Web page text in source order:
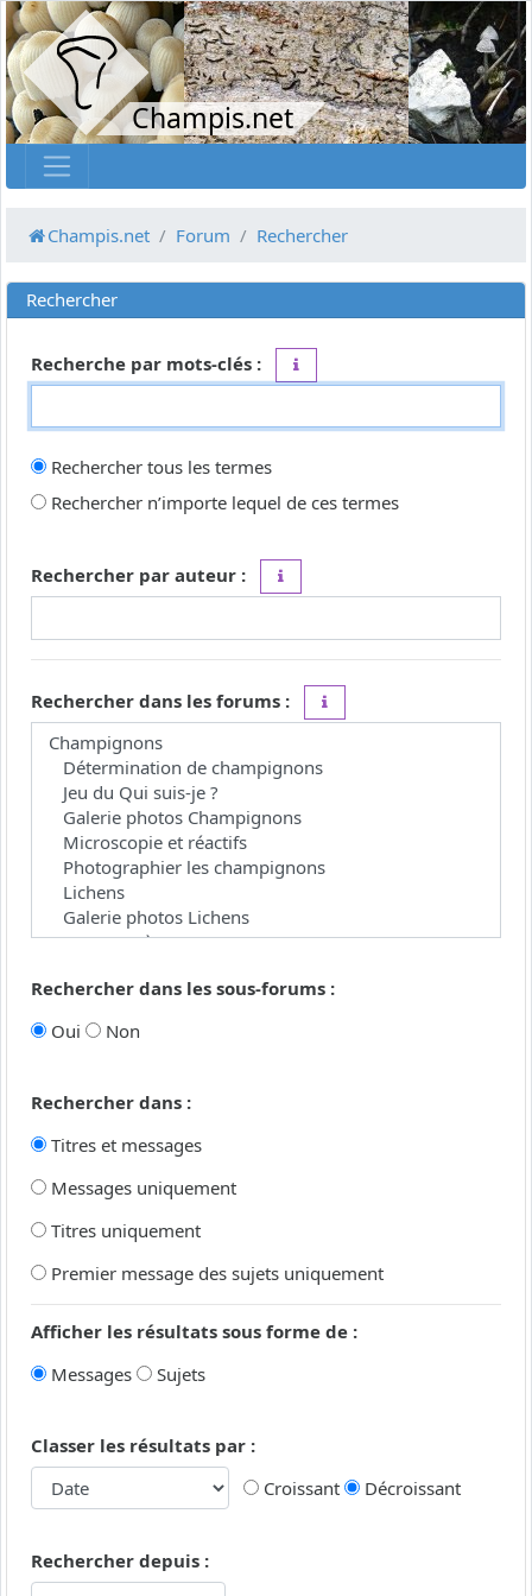
Champis.net
Champis.net Forum Rechercher
Rechercher
Recherche par mots-clés :
Rechercher tous les termes
Rechercher n’importe lequel de ces termes
Rechercher par auteur :
Rechercher dans les forums :
Rechercher dans les sous-forums :
Oui
Non
Rechercher dans :
Titres et messages
Messages uniquement
Titres uniquement
Premier message des sujets uniquement
Afficher les résultats sous forme de :
Messages
Sujets
Classer les résultats par :
Croissant
Décroissant
Rechercher depuis :